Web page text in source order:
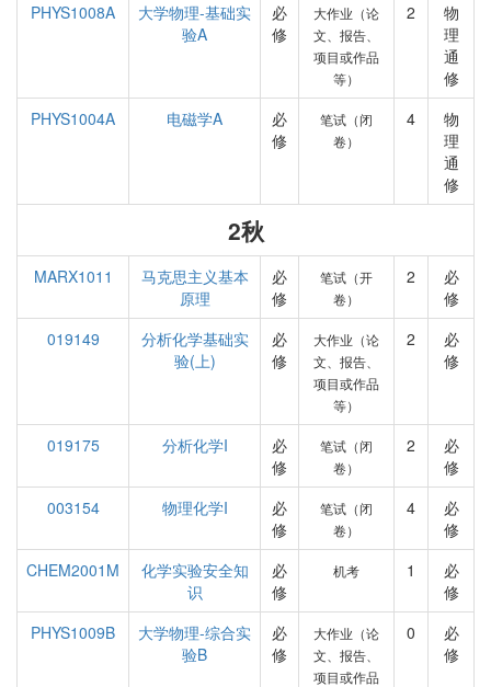
PHYS1008A
大学物理-基础实
验A
必
修
大作业（论
文、报告、
项目或作品
等）
2
物
理
通
修
PHYS1004A
电磁学A
必
修
笔试（闭
卷）
4
物
理
通
修
2秋
MARX1011
马克思主义基本
原理
必
修
笔试（开
卷）
2
必
修
019149
分析化学基础实
验(上)
必
修
大作业（论
文、报告、
项目或作品
等）
2
必
修
019175 分析化学I
必
修
笔试（闭
卷）
2
必
修
003154
物理化学I
必
修
笔试（闭
卷）
4
必
修
CHEM2001M
化学实验安全知
识
必
修
机考 1
必
修
PHYS1009B
大学物理-综合实
验B
必
修
大作业（论
文、报告、
项目或作品
0
必
修